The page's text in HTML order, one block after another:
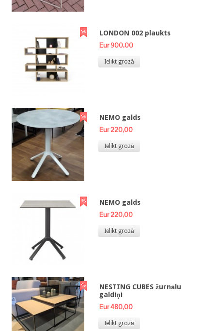
LONDON 002 plaukts
Eur 900,00
Ielikt grozā
NEMO galds
Eur 220,00
Ielikt grozā
NEMO galds
Eur 220,00
Ielikt grozā
NESTING CUBES žurnālu
galdiņi
Eur 480,00
Ielikt grozā